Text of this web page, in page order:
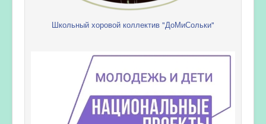
Школьный хоровой коллектив "ДоМиСольки"